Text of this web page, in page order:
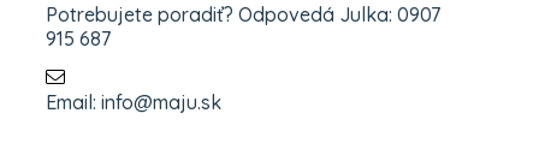
Potrebujete poradiť? Odpovedá Julka: 0907
915 687
Email: info@maju.sk